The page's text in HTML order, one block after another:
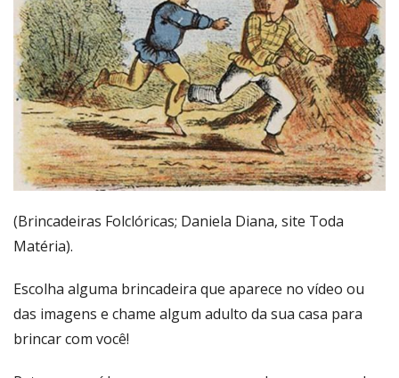
(Brincadeiras Folclóricas; Daniela Diana, site Toda
Matéria).
Escolha alguma brincadeira que aparece no vídeo ou
das imagens e chame algum adulto da sua casa para
brincar com você!